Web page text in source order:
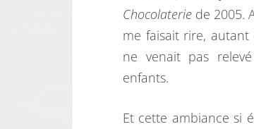
Chocolaterie de 2005.
me faisait rire, autant
ne venait pas
enfants.
Et cette ambiance si